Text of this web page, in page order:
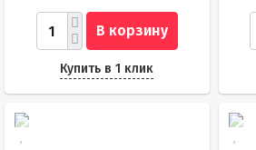
В корзину
Купить в 1 клик